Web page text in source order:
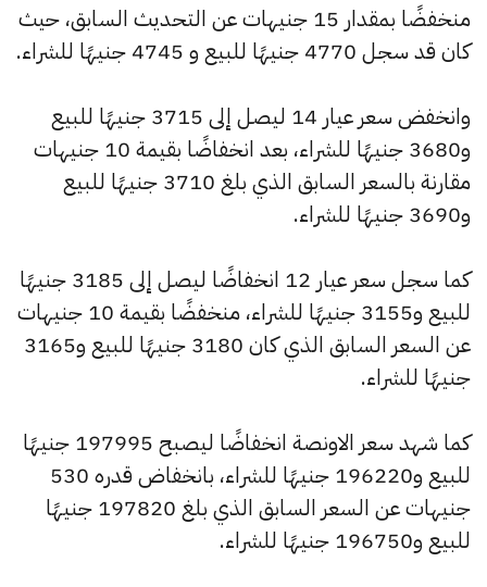
منخفضًا بمقدار 15 جنيهات عن التحديث السابق، حيث
كان قد سجل 4770 جنيهًا للبيع و 4745 جنيهًا للشراء.
وانخفض سعر عيار 14 ليصل إلى 3715 جنيهًا للبيع
و3680 جنيهًا للشراء، بعد انخفاضًا بقيمة 10 جنيهات
مقارنة بالسعر السابق الذي بلغ 3710 جنيهًا للبيع
و3690 جنيهًا للشراء.
كما سجل سعر عيار 12 انخفاضًا ليصل إلى 3185 جنيهًا
للبيع و3155 جنيهًا للشراء، منخفضًا بقيمة 10 جنيهات
عن السعر السابق الذي كان 3180 جنيهًا للبيع و3165
جنيهًا للشراء.
كما شهد سعر الاونصة انخفاضًا ليصبح 197995 جنيهًا
للبيع و196220 جنيهًا للشراء، بانخفاض قدره 530
جنيهات عن السعر السابق الذي بلغ 197820 جنيهًا
للبيع و196750 جنيهًا للشراء.